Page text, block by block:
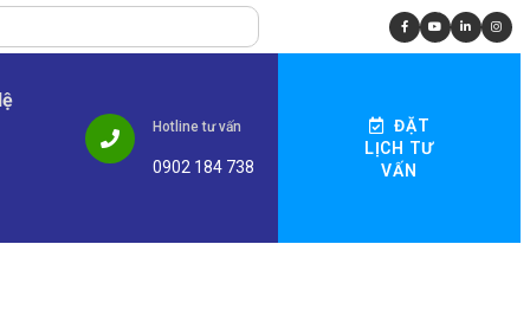
Hotline tư vấn
0902 184 738
ĐẶT
LỊCH TƯ
VẤN